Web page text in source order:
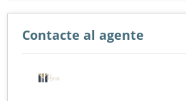
Contacte al agente